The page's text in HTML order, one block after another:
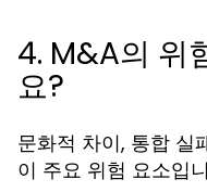
4. M&A의 위
요?
문화적 차이, 통합 실
이 주요 위험 요소입